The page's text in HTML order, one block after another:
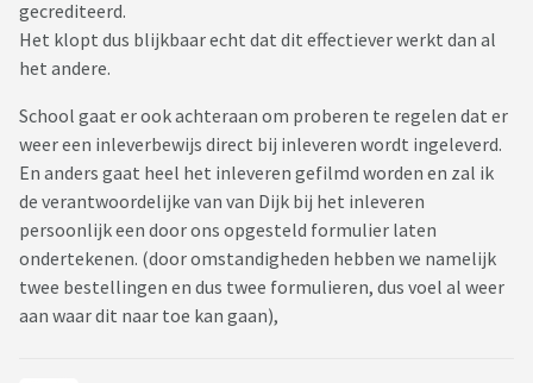
gecrediteerd.
Het klopt dus blijkbaar echt dat dit effectiever werkt dan al
het andere.
School gaat er ook achteraan om proberen te regelen dat er
weer een inleverbewijs direct bij inleveren wordt ingeleverd.
En anders gaat heel het inleveren gefilmd worden en zal ik
de verantwoordelijke van van Dijk bij het inleveren
persoonlijk een door ons opgesteld formulier laten
ondertekenen. (door omstandigheden hebben we namelijk
twee bestellingen en dus twee formulieren, dus voel al weer
aan waar dit naar toe kan gaan),